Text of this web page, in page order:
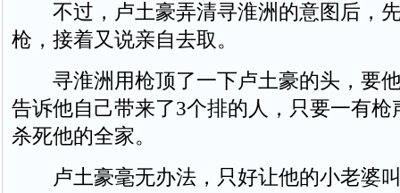
不过，卢土豪弄清寻淮洲的意图后，
枪，接着又说亲自去取。
寻淮洲用枪顶了一下卢土豪的头，要
告诉他自己带来了3个排的人，只要一有枪
杀死他的全家。
卢土豪毫无办法，只好让他的小老婆